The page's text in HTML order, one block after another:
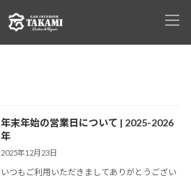
年末年始の営業日について | 2025-2026
年
2025年12月23日
いつもご利用いただきましてありがとうござい